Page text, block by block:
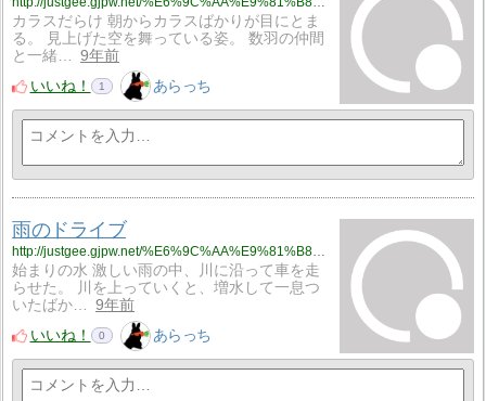
カラスだらけ 朝からカラスばかりが目にとま
る。 見上げた空を舞っている姿。 数羽の仲間
と一緒…
9年前
いいね！
1 あらっち
雨のドライブ
http://justgee.gjpw.net/%E6%9C%AA%E9%81%B8%E6%8A%9E/%E9%9B%A8%E3%81%AE%E3%83%89%E3%83%A9%E3%82%A4%E3%83%96
始まりの水 激しい雨の中、川に沿って車を走
らせた。 川を上っていくと、増水して一息つ
いたばか…
9年前
いいね！
0 あらっち